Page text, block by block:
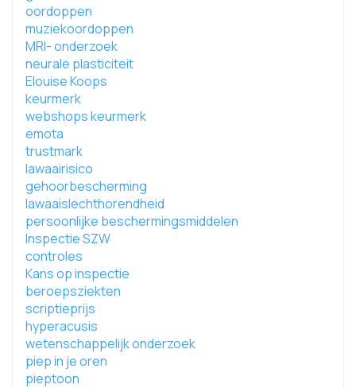
oordoppen
muziekoordoppen
MRI- onderzoek
neurale plasticiteit
Elouise Koops
keurmerk
webshops keurmerk
emota
trustmark
lawaairisico
gehoorbescherming
lawaaislechthorendheid
persoonlijke beschermingsmiddelen
Inspectie SZW
controles
Kans op inspectie
beroepsziekten
scriptieprijs
hyperacusis
wetenschappelijk onderzoek
piep in je oren
pieptoon